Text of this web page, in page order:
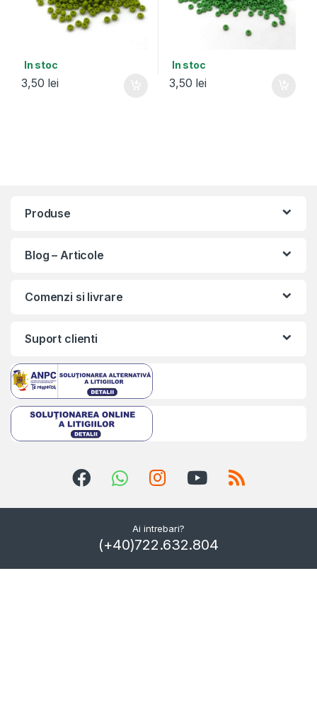
In stoc
3,50 lei
In stoc
3,50 lei
Produse
Blog – Articole
Comenzi si livrare
Suport clienti
Ai intrebari?
(+40)722.632.804